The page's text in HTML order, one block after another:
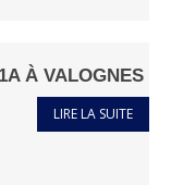
À VALOGNES
LIRE LA SUITE